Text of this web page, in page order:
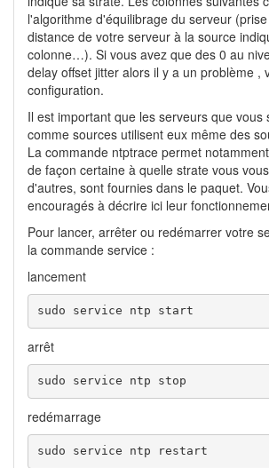
l'algorithme d'équilibrage du serveur
distance de votre serveur à la source
colonne…). Si vous avez que des 0 au
delay offset jitter alors il y a un problème ,
configuration.
Il est important que les serveurs que vous
comme sources utilisent eux même des
La commande ntptrace permet
de façon certaine à quelle strate vous
d'autres, sont fournies dans le paquet.
encouragés à décrire ici leur
Pour lancer, arrêter ou redémarrer votre
la commande service :
lancement
sudo service ntp start
arrêt
sudo service ntp stop
redémarrage
sudo service ntp restart